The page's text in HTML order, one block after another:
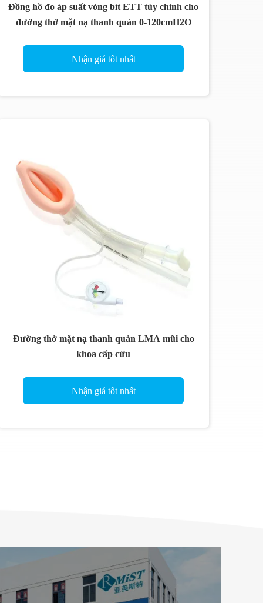
Đồng hồ đo áp suất vòng bít ETT tùy chỉnh cho
đường thở mặt nạ thanh quản 0-120cmH2O
Nhận giá tốt nhất
Đường thở mặt nạ thanh quản LMA mũi cho
khoa cấp cứu
Nhận giá tốt nhất